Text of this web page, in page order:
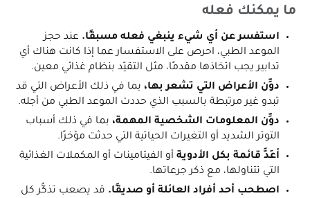
ما يمكنك فعله
استفسر عن أي شيء ينبغي فعله مسبقًا. عند حجز
الموعد الطبي، احرص على الاستفسار عما إذا كانت هناك أي
تدابير يجب اتخاذها مقدمًا، مثل التقيّد بنظام غذائي معين.
دوِّن الأعراض التي تشعر بها، بما في ذلك الأعراض التي قد
تبدو غير مرتبطة بالسبب الذي حددت الموعد الطبي من أجله.
دوِّن المعلومات الشخصية المهمة، بما في ذلك أسباب
التوتر الشديد أو التغيرات الحياتية التي حدثت مؤخرًا.
أعِدَّ قائمة بكل الأدوية أو الفيتامينات أو المكملات الغذائية
التي تتناولها، مع ذكر جرعاتها.
اصطحب أحد أفراد العائلة أو صديقًا. قد يصعب تذكُّر كل